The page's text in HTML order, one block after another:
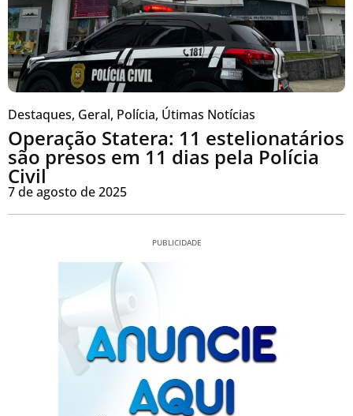
Destaques, Geral, Polícia, Útimas Notícias
Operação Statera: 11 estelionatários
são presos em 11 dias pela Polícia
Civil
7 de agosto de 2025
PUBLICIDADE